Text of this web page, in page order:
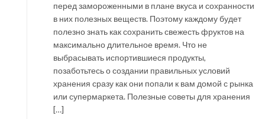
перед замороженными в плане вкуса и сохранности
в них полезных веществ. Поэтому каждому будет
полезно знать как сохранить свежесть фруктов на
максимально длительное время. Что не
выбрасывать испортившиеся продукты,
позаботьтесь о создании правильных условий
хранения сразу как они попали к вам домой с рынка
или супермаркета. Полезные советы для хранения
[…]